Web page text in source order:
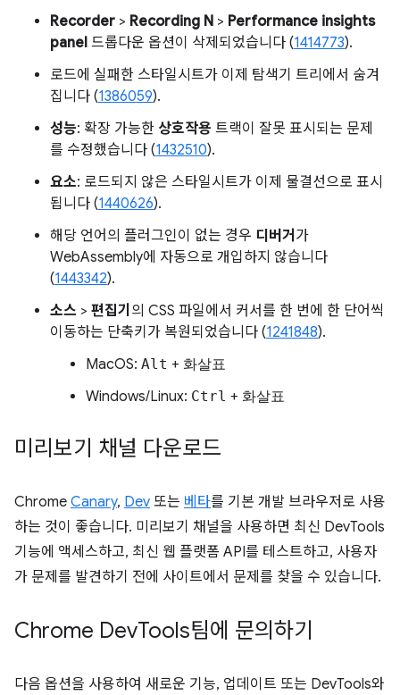
Recorder > Recording N > Performance insights
panel 드롭다운 옵션이 삭제되었습니다 (1414773).
로드에 실패한 스타일시트가 이제 탐색기 트리에서 숨겨
집니다 (1386059).
성능: 확장 가능한 상호작용 트랙이 잘못 표시되는 문제
를 수정했습니다 (1432510).
요소: 로드되지 않은 스타일시트가 이제 물결선으로 표시
됩니다 (1440626).
해당 언어의 플러그인이 없는 경우 디버거 가
WebAssembly에 자동으로 개입하지 않습니다
(1443342).
소스 > 편집기 의 CSS 파일에서 커서를 한 번에 한 단어씩
이동하는 단축키가 복원되었습니다 (1241848).
MacOS: Alt + 화살표
Windows/Linux: Ctrl + 화살표
미리보기 채널 다운로드
Chrome Canary, Dev 또는 베타를 기본 개발 브라우저로 사용
하는 것이 좋습니다. 미리보기 채널을 사용하면 최신 DevTools
기능에 액세스하고, 최신 웹 플랫폼 API를 테스트하고, 사용자
가 문제를 발견하기 전에 사이트에서 문제를 찾을 수 있습니다.
Chrome DevTools팀에 문의하기
다음 옵션을 사용하여 새로운 기능, 업데이트 또는 DevTools와